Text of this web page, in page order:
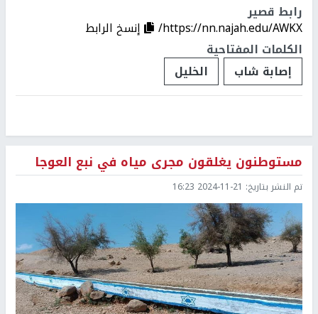
رابط قصير
https://nn.najah.edu/AWKX/
إنسخ الرابط
الكلمات المفتاحية
إصابة شاب
الخليل
مستوطنون يغلقون مجرى مياه في نبع العوجا
تم النشر بتاريخ: 2024-11-21 16:23